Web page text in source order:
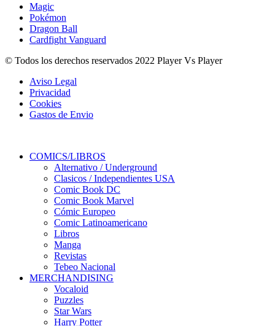
Magic
Pokémon
Dragon Ball
Cardfight Vanguard
© Todos los derechos reservados 2022 Player Vs Player
Aviso Legal
Privacidad
Cookies
Gastos de Envio
COMICS/LIBROS
Alternativo / Underground
Clasicos / Independientes USA
Comic Book DC
Comic Book Marvel
Cómic Europeo
Comic Latinoamericano
Libros
Manga
Revistas
Tebeo Nacional
MERCHANDISING
Vocaloid
Puzzles
Star Wars
Harry Potter